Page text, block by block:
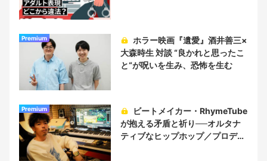
Premium
大森時生 対談 “良かれと思ったこ
と“が呪いを生み、恐怖を生む
Premium
が抱える矛盾と祈り──オルタナ
ティブなヒップホップ／プロデュ